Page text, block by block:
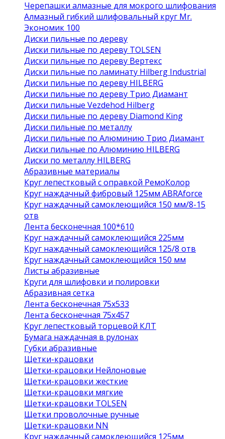
Черепашки алмазные для мокрого шлифования
Алмазный гибкий шлифовальный круг Mr.
Экономик 100
Диски пильные по дереву
Диски пильные по дереву TOLSEN
Диски пильные по дереву Вертекс
Диски пильные по ламинату Hilberg Industrial
Диски пильные по дереву HILBERG
Диски пильные по дереву Трио Диамант
Диски пильные Vezdehod Hilberg
Диски пильные по дереву Diamond King
Диски пильные по металлу
Диски пильные по Алюминию Трио Диамант
Диски пильные по Алюминию HILBERG
Диски по металлу HILBERG
Абразивные материалы
Круг лепестковый с оправкой РемоКолор
Круг наждачный фибровый 125мм ABRAforce
Круг наждачный самоклеющийся 150 мм/8-15
отв
Лента бесконечная 100*610
Круг наждачный самоклеющийся 225мм
Круг наждачный самоклеющийся 125/8 отв
Круг наждачный самоклеющийся 150 мм
Листы абразивные
Круги для шлифовки и полировки
Абразивная сетка
Лента бесконечная 75х533
Лента бесконечная 75х457
Круг лепестковый торцевой КЛТ
Бумага наждачная в рулонах
Губки абразивные
Щетки-крацовки
Щетки-крацовки Нейлоновые
Щетки-крацовки жесткие
Щетки-крацовки мягкие
Щетки-крацовки TOLSEN
Щетки проволочные ручные
Щетки-крацовки NN
Круг наждачный самоклеющийся 125мм